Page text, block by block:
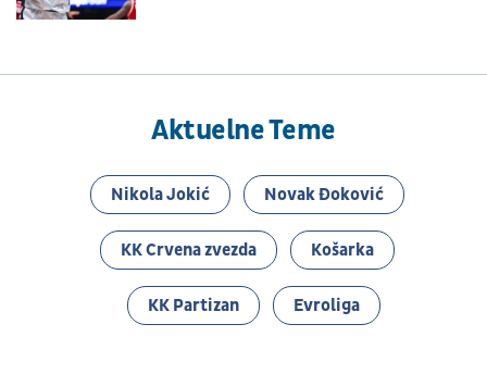
Aktuelne Teme
Nikola Jokić Novak Đoković
KK Crvena zvezda Košarka
KK Partizan Evroliga